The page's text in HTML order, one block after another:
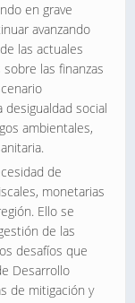
en grave
avanzando
las actuales
las finanzas
social
ambientales,
de
monetarias
Ello se
de las
desafíos que
Desarrollo
de mitigación y